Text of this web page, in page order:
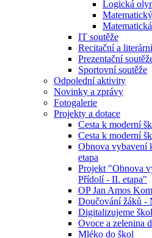
Logická
IT soutěže
Recitační a
Prezentační
Sportovní soutěže
Odpolední aktivity
Novinky a zprávy
Fotogalerie
Projekty a dotace
Cesta k moderní
Cesta k moderní
Obnova vybavení
etapa
Projekt "Obnova
Přídolí - II. etapa"
OP Jan Amos
Doučování žáků -
Digitalizujeme
Ovoce a zelenina
Mléko do škol